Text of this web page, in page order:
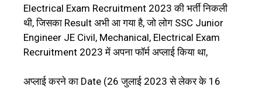
Electrical Exam Recruitment 2023 की भर्ती निकली
थी, जिसका Result अभी आ गया है, जो लोग SSC Junior
Engineer JE Civil, Mechanical, Electrical Exam
Recruitment 2023 में अपना फॉर्म अप्लाई किया था,
अप्लाई करने का Date (26 जुलाई 2023 से लेकर के 16